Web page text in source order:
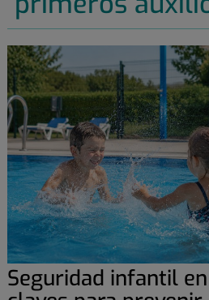
Seguridad infantil